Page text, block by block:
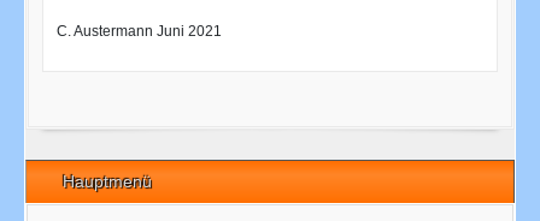
Hauptmenü
C. Austermann Juni 2021